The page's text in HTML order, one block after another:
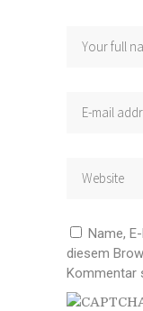
Name,
diesem
Kommentar